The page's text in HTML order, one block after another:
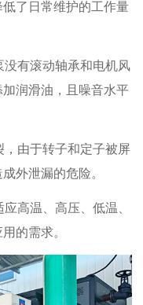
了日常维护的工作量
没有滚动轴承和电机风
润滑油，且噪音水平
，由于转子和定子被屏
外泄漏的危险。
高温、高压、低温、
的需求。